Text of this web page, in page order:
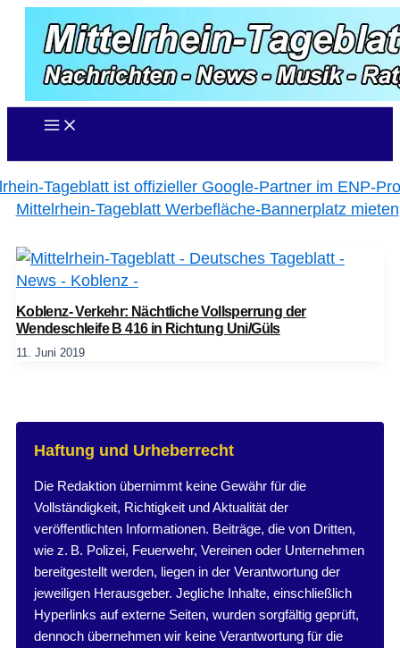
Inhalt
springen
Koblenz- Verkehr: Nächtliche Vollsperrung der
Wendeschleife B 416 in Richtung Uni/Güls
11. Juni 2019
Haftung und Urheberrecht
Die Redaktion übernimmt keine Gewähr für die
Vollständigkeit, Richtigkeit und Aktualität der
veröffentlichten Informationen. Beiträge, die von Dritten,
wie z. B. Polizei, Feuerwehr, Vereinen oder Unternehmen
bereitgestellt werden, liegen in der Verantwortung der
jeweiligen Herausgeber. Jegliche Inhalte, einschließlich
Hyperlinks auf externe Seiten, wurden sorgfältig geprüft,
dennoch übernehmen wir keine Verantwortung für die